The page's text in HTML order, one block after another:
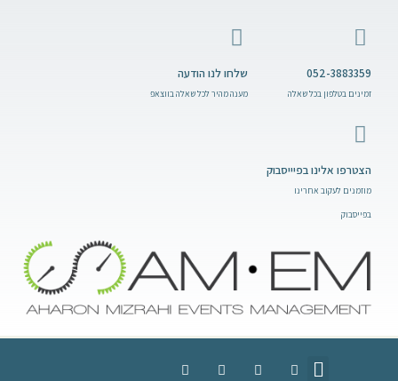
052-3883359
זמינים בטלפון בכל שאלה
שלחו לנו הודעה
מענה מהיר לכל שאלה בווצאפ
הצטרפו אלינו בפיייסבוק
מוזמנים לעקוב אחרינו
בפייסבוק